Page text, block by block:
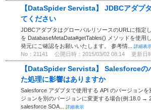
【DataSpider Servista】 JDBCアダプ
てください
JDBCアダプタはグローバルリソースのURLに指定
を DatabaseMetaData#getTables() メソッドを使用
発元にご確認をお願いいたします。 参考情...
詳細表
No：21141 公開日時：2015/03/02 08:14 更新日
【DataSpider Servista】 Salesforceの
た処理に影響はありますか
Salesforce アダプタで使用する API のバージョン
ジョンを別のバージョンに変更する場合(例:18.0 →
salesforce SOA...
詳細表示